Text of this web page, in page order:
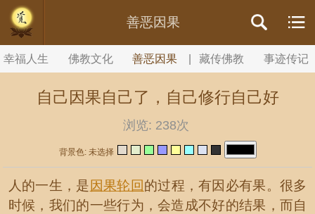
//内容文章背景颜色设置
善恶因果
幸福人生 佛教文化 善恶因果 | 藏传佛教 事迹传记
自己因果自己了，自己修行自己好
浏览: 238次
背景色: 未选择
人的一生，是 因果轮回的过程，有因必有果。很多
时候，我们的一些行为，会造成不好的结果，而自